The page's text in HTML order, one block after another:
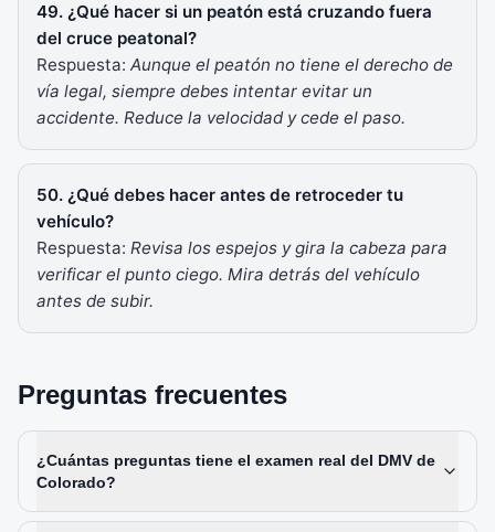
49. ¿Qué hacer si un peatón está cruzando fuera
del cruce peatonal?
Respuesta: Aunque el peatón no tiene el derecho de
vía legal, siempre debes intentar evitar un
accidente. Reduce la velocidad y cede el paso.
50. ¿Qué debes hacer antes de retroceder tu
vehículo?
Respuesta: Revisa los espejos y gira la cabeza para
verificar el punto ciego. Mira detrás del vehículo
antes de subir.
Preguntas frecuentes
¿Cuántas preguntas tiene el examen real del DMV de
Colorado?